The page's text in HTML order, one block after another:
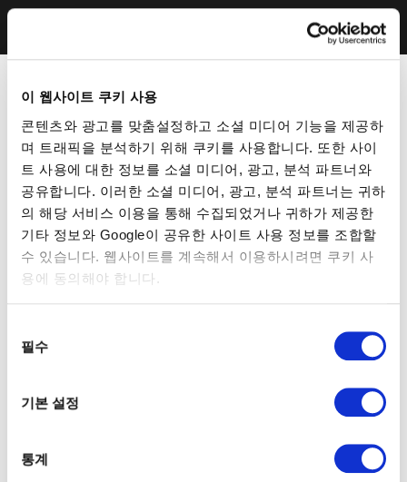
이 웹사이트 쿠키 사용
콘텐츠와 광고를 맞춤설정하고 소셜 미디어 기능을 제공하
며 트래픽을 분석하기 위해 쿠키를 사용합니다. 또한 사이
트 사용에 대한 정보를 소셜 미디어, 광고, 분석 파트너와
공유합니다. 이러한 소셜 미디어, 광고, 분석 파트너는 귀하
의 해당 서비스 이용을 통해 수집되었거나 귀하가 제공한
기타 정보와 Google이 공유한 사이트 사용 정보를 조합할
수 있습니다. 웹사이트를 계속해서 이용하시려면 쿠키 사
용에 동의해야 합니다.
필수
기본 설정
통계